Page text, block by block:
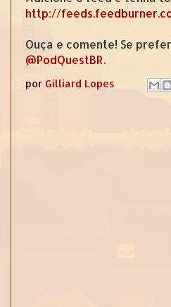
http://
Ouça e comente! Se
@PodQuestBR.
por Gilliard Lopes